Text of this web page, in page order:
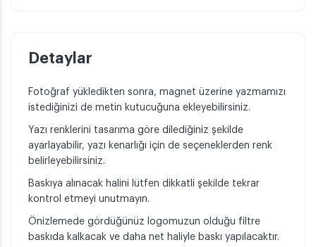
Detaylar
Fotoğraf yükledikten sonra, magnet üzerine yazmamızı
istediğinizi de metin kutucuğuna ekleyebilirsiniz.
Yazı renklerini tasarıma göre dilediğiniz şekilde
ayarlayabilir, yazı kenarlığı için de seçeneklerden renk
belirleyebilirsiniz.
Baskıya alınacak halini lütfen dikkatli şekilde tekrar
kontrol etmeyi unutmayın.
Önizlemede gördüğünüz logomuzun olduğu filtre
baskıda kalkacak ve daha net haliyle baskı yapılacaktır.